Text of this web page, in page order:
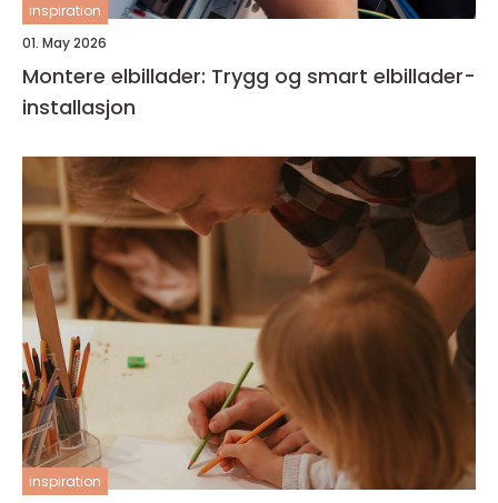
inspiration
01. May 2026
Montere elbillader: Trygg og smart elbillader-
installasjon
inspiration